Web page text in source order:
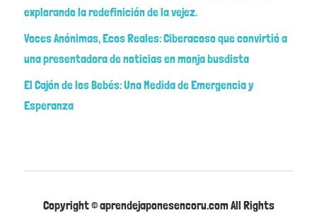
explorando la redefinición de la vejez.
Voces Anónimas, Ecos Reales: Ciberacoso que convirtió a
una presentadora de noticias en monja busdista
El Cajón de los Bebés: Una Medida de Emergencia y
Esperanza
Copyright © aprendejaponesencoru.com All Rights